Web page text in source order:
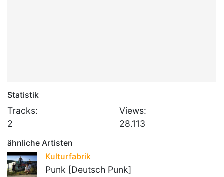
Statistik
Tracks:
2
Views:
28.113
ähnliche Artisten
Kulturfabrik
Punk [Deutsch Punk]